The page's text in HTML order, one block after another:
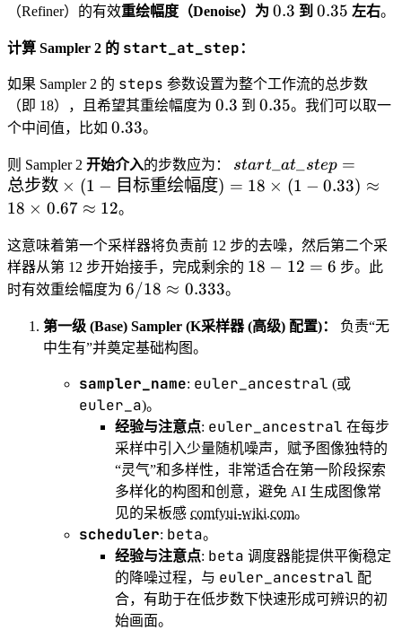
（Refiner）的有效重绘幅度（Denoise）为 0.3
0.3 到 0.35
0.35 左右。
计算 Sampler 2 的 start_at_step：
如果 Sampler 2 的 steps 参数设置为整个工作流的总步数
（即 18），且希望其重绘幅度为 0.3
0.3 到 0.35
0.35。我们可以取一
个中间值，比如 0.33
0.33。
则 Sampler 2 开始介入的步数应为： start\_at\_step
= \text{总步
幅度}) = 18
\times (1 -
\approx 12
start_ at step =
总步数 × (1 − 目标重绘幅度) = 18 × (1 − 0.33) ≈
18 × 0.67 ≈ 12。
这意味着第一个采样器将负责前 12 步的去噪，然后第二个采
样器从第 12 步开始接手，完成剩余的 18
=
18 − 12 = 6 步。此
时有效重绘幅度为 6 / 18
0.333
6/18 ≈ 0.333。
第一级 (Base) Sampler (K采样器 (高级) 配置)：
负责“无
中生有”并奠定基础构图。
sampler_name: euler_ancestral (或
euler_a)。
经验与注意点: euler_ancestral 在每步
采样中引入少量随机噪声，赋予图像独特的
“灵气”和多样性，非常适合在第一阶段探索
多样化的构图和创意，避免 AI 生成图像常
见的呆板感 comfyui-wiki.com。
scheduler: beta。
经验与注意点: beta 调度器能提供平衡稳定
的降噪过程，与 euler_ancestral 配
合，有助于在低步数下快速形成可辨识的初
始画面。